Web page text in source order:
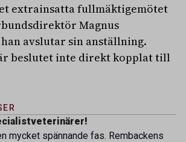
extrainsatta fullmäktigemötet
Magnus
avslutar sin anställning.
beslutet inte direkt kopplat till
mycket spännande fas. Rembackens